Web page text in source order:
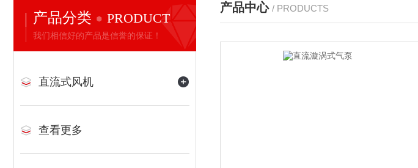
产品分类 PRODUCT
我们相信好的产品是信誉的保证！
直流式风机
查看更多
产品中心 / PRODUCTS